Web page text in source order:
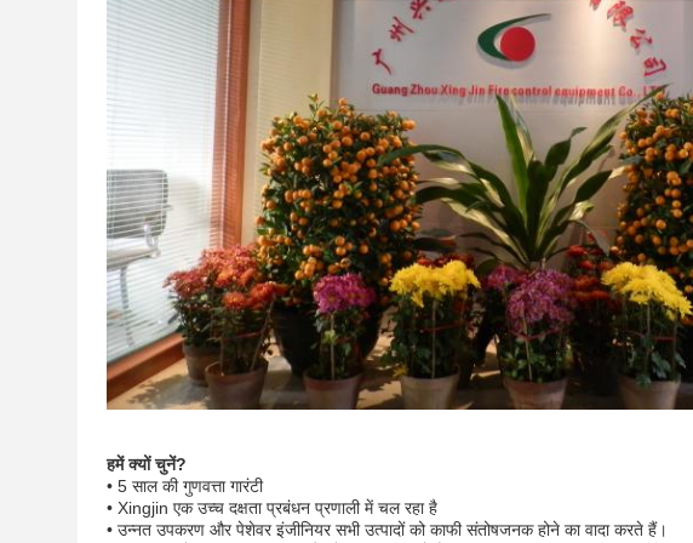
हमें क्यों चुनें?
• 5 साल की गुणवत्ता गारंटी
• Xingjin एक उच्च दक्षता प्रबंधन प्रणाली में चल रहा है
• उन्नत उपकरण और पेशेवर इंजीनियर सभी उत्पादों को काफी संतोषजनक होने का वादा करते हैं।